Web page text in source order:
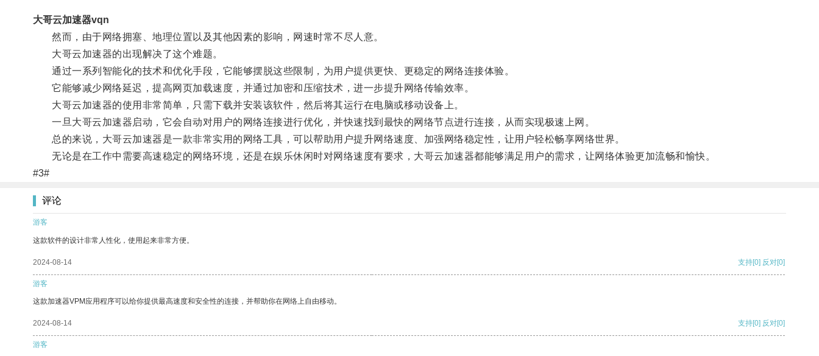
大哥云加速器vqn
然而，由于网络拥塞、地理位置以及其他因素的影响，网速时常不尽人意。
大哥云加速器的出现解决了这个难题。
通过一系列智能化的技术和优化手段，它能够摆脱这些限制，为用户提供更快、更稳定的网络连接体验。
它能够减少网络延迟，提高网页加载速度，并通过加密和压缩技术，进一步提升网络传输效率。
大哥云加速器的使用非常简单，只需下载并安装该软件，然后将其运行在电脑或移动设备上。
一旦大哥云加速器启动，它会自动对用户的网络连接进行优化，并快速找到最快的网络节点进行连接，从而实现极速上网。
总的来说，大哥云加速器是一款非常实用的网络工具，可以帮助用户提升网络速度、加强网络稳定性，让用户轻松畅享网络世界。
无论是在工作中需要高速稳定的网络环境，还是在娱乐休闲时对网络速度有要求，大哥云加速器都能够满足用户的需求，让网络体验更加流畅和愉快。
#3#
评论
游客
这款软件的设计非常人性化，使用起来非常方便。
2024-08-14 支持[0] 反对[0]
游客
这款加速器VPM应用程序可以给你提供最高速度和安全性的连接，并帮助你在网络上自由移动。
2024-08-14 支持[0] 反对[0]
游客